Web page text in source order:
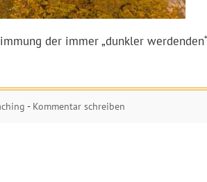
der immer „dunkler
- Kommentar schreiben